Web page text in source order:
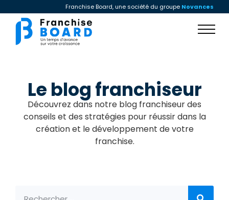
Franchise Board, une société du groupe Novances
Le blog franchiseur
Découvrez dans notre blog franchiseur des
conseils et des stratégies pour réussir dans la
création et le développement de votre
franchise.